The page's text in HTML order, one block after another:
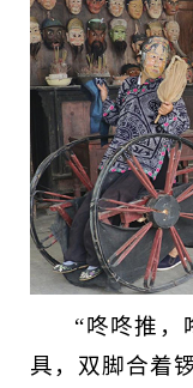
“咚咚推
具，双脚合着